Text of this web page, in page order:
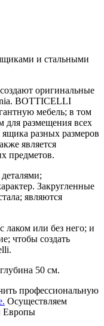
и стальными
оригинальные
BOTTICELLI
мебель; в том
для размещения всех
разных размеров
является
предметов.
Закругленные
являются
лаком или без него; и
чтобы создать
50 см.
профессиональную
Осуществляем
Европы